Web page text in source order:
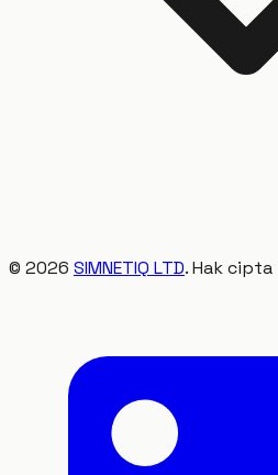
© 2026 SIMNETIQ LTD. Hak